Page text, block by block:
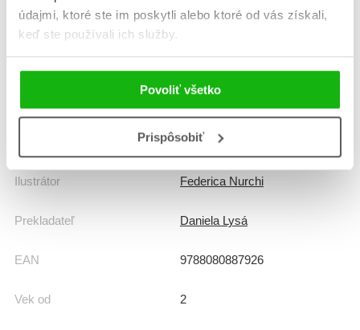
údajmi, ktoré ste im poskytli alebo ktoré od vás získali,
keď ste používali ich služby.
Povoliť všetko
Prispôsobiť
Dátum vydania 1.11.2023
slovenčina
Ilustrátor Federica Nurchi
Prekladateľ Daniela Lysá
EAN 9788080887926
Vek od 2